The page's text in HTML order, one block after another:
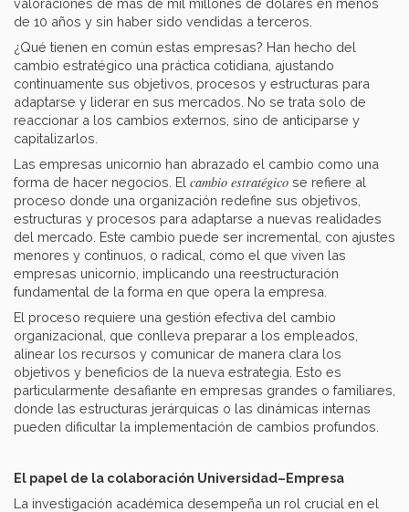
de 10 años y sin haber sido vendidas a terceros.
¿Qué tienen en común estas empresas? Han hecho del
cambio estratégico una práctica cotidiana, ajustando
continuamente sus objetivos, procesos y estructuras para
adaptarse y liderar en sus mercados. No se trata solo de
reaccionar a los cambios externos, sino de anticiparse y
capitalizarlos.
Las empresas unicornio han abrazado el cambio como una
forma de hacer negocios. El cambio estratégico se refiere al
proceso donde una organización redefine sus objetivos,
estructuras y procesos para adaptarse a nuevas realidades
del mercado. Este cambio puede ser incremental, con ajustes
menores y continuos, o radical, como el que viven las
empresas unicornio, implicando una reestructuración
fundamental de la forma en que opera la empresa.
El proceso requiere una gestión efectiva del cambio
organizacional, que conlleva preparar a los empleados,
alinear los recursos y comunicar de manera clara los
objetivos y beneficios de la nueva estrategia. Esto es
particularmente desafiante en empresas grandes o familiares,
donde las estructuras jerárquicas o las dinámicas internas
pueden dificultar la implementación de cambios profundos.
El papel de la colaboración Universidad–Empresa
La investigación académica desempeña un rol crucial en el